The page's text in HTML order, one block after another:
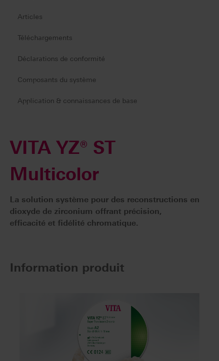
Articles
Téléchargements
Déclarations de conformité
Composants du système
Application & connaissances de base
VITA YZ® ST
Multicolor
La solution système pour des reconstructions en
dioxyde de zirconium offrant précision,
efficacité et fidélité chromatique.
Information produit